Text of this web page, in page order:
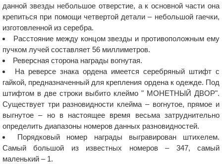
данной звезды небольшое отверстие, а к основной части она
крепиться при помощи четвертой детали – небольшой гаечки,
изготовленной из серебра.
Расстояние между концом звезды и противоположным ему
пучком лучей составляет 56 миллиметров.
Реверсная сторона награды вогнутая.
На реверсе знака ордена имеется серебряный штифт с
гайкой, предназначенный для крепления ордена к одежде. Под
штифтом в две строки выбито клеймо " МОНЕТНЫЙ ДВОР".
Существует три разновидности клейма – вогнутое, прямое и
выгнутое – но в настоящее время весьма затруднительно
определить диапазоны номеров данных разновидностей.
Порядковый номер награды выгравирован штихелем.
Самый большой из известных номеров – 347, самый
маленький – 1.